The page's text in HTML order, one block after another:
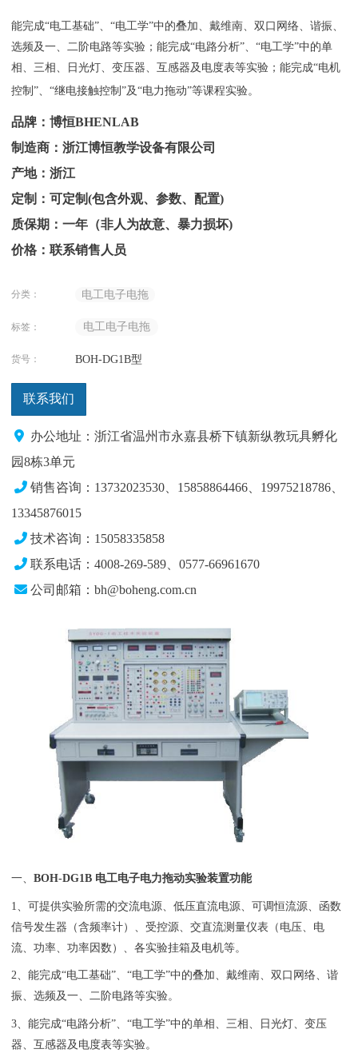
能完成“电工基础”、“电工学”中的叠加、戴维南、双口网络、谐振、
选频及一、二阶电路等实验；能完成“电路分析”、“电工学”中的单
相、三相、日光灯、变压器、互感器及电度表等实验；能完成“电机
控制”、“继电接触控制”及“电力拖动”等课程实验。
品牌：博恒BHENLAB
制造商：浙江博恒教学设备有限公司
产地：浙江
定制：可定制(包含外观、参数、配置)
质保期：一年（非人为故意、暴力损坏)
价格：联系销售人员
分类： 电工电子电拖
标签： 电工电子电拖
货号： BOH-DG1B型
联系我们
办公地址：浙江省温州市永嘉县桥下镇新纵教玩具孵化
园8栋3单元
销售咨询：13732023530、15858864466、19975218786、
13345876015
技术咨询：15058335858
联系电话：4008-269-589、0577-66961670
公司邮箱：bh@boheng.com.cn
一、BOH-DG1B 电工电子电力拖动实验装置功能
1、可提供实验所需的交流电源、低压直流电源、可调恒流源、函数
信号发生器（含频率计）、受控源、交直流测量仪表（电压、电
流、功率、功率因数）、各实验挂箱及电机等。
2、能完成“电工基础”、“电工学”中的叠加、戴维南、双口网络、谐
振、选频及一、二阶电路等实验。
3、能完成“电路分析”、“电工学”中的单相、三相、日光灯、变压
器、互感器及电度表等实验。